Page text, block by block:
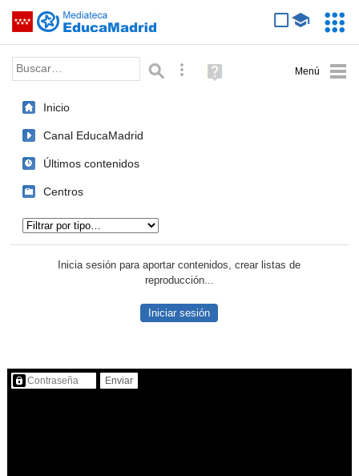
Saltar navegación
Palabra o frase: Búsqueda avanzada
Ayuda
(en
Inicio
Canal EducaMadrid
Últimos contenidos
Centros
Inicia sesión para aportar contenidos, crear listas de
reproducción...
Iniciar sesión
Contenido protegido…